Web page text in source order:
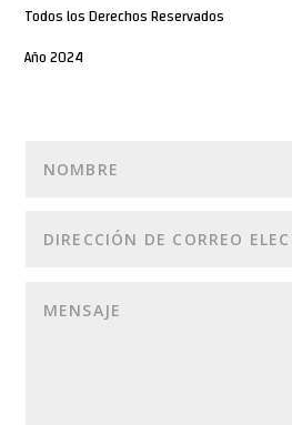
Todos los Derechos Reservados
Año 2024